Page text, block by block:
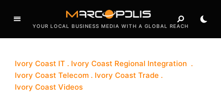
YOUR LOCAL BUSINESS MEDIA WITH A GLOBAL REACH
Ivory Coast IT
Ivory Coast Regional Integration
Ivory Coast Telecom
Ivory Coast Trade
Ivory Coast Videos